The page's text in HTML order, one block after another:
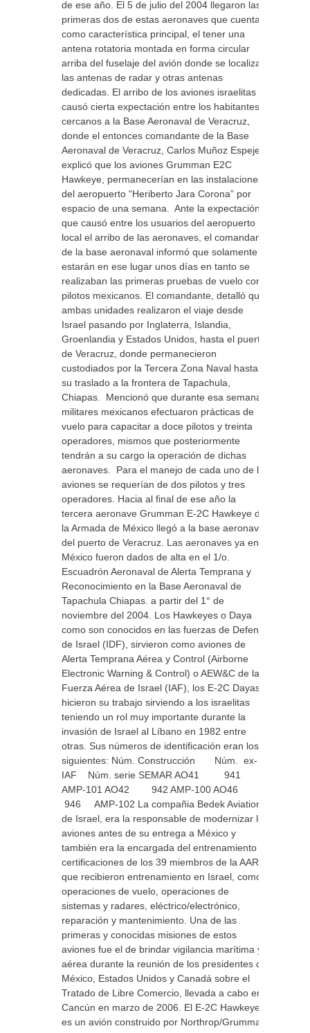
de ese año. El 5 de julio del 2004 llegaron las
primeras dos de estas aeronaves que cuentan
como característica principal, el tener una
antena rotatoria montada en forma circular
arriba del fuselaje del avión donde se localizan
las antenas de radar y otras antenas
dedicadas. El arribo de los aviones israelitas
causó cierta expectación entre los habitantes
cercanos a la Base Aeronaval de Veracruz,
donde el entonces comandante de la Base
Aeronaval de Veracruz, Carlos Muñoz Espejel,
explicó que los aviones Grumman E2C
Hawkeye, permanecerían en las instalaciones
del aeropuerto “Heriberto Jara Corona” por
espacio de una semana. Ante la expectación
que causó entre los usuarios del aeropuerto
local el arribo de las aeronaves, el comandante
de la base aeronaval informó que solamente
estarán en ese lugar unos días en tanto se
realizaban las primeras pruebas de vuelo con
pilotos mexicanos. El comandante, detalló que
ambas unidades realizaron el viaje desde
Israel pasando por Inglaterra, Islandia,
Groenlandia y Estados Unidos, hasta el puerto
de Veracruz, donde permanecieron
custodiados por la Tercera Zona Naval hasta
su traslado a la frontera de Tapachula,
Chiapas. Mencionó que durante esa semana
militares mexicanos efectuaron prácticas de
vuelo para capacitar a doce pilotos y treinta
operadores, mismos que posteriormente
tendrán a su cargo la operación de dichas
aeronaves. Para el manejo de cada uno de los
aviones se requerían de dos pilotos y tres
operadores. Hacia al final de ese año la
tercera aeronave Grumman E-2C Hawkeye de
la Armada de México llegó a la base aeronaval
del puerto de Veracruz. Las aeronaves ya en
México fueron dados de alta en el 1/o.
Escuadrón Aeronaval de Alerta Temprana y
Reconocimiento en la Base Aeronaval de
Tapachula Chiapas. a partir del 1° de
noviembre del 2004. Los Hawkeyes o Daya
como son conocidos en las fuerzas de Defensa
de Israel (IDF), sirvieron como aviones de
Alerta Temprana Aérea y Control (Airborne
Electronic Warning & Control) o AEW&C de la
Fuerza Aérea de Israel (IAF), los E-2C Dayas
hicieron su trabajo sirviendo a los israelitas
teniendo un rol muy importante durante la
invasión de Israel al Líbano en 1982 entre
otras. Sus números de identificación eran los
siguientes: Núm. Construcción Núm. ex-
IAF Núm. serie SEMAR AO41 941
AMP-101 AO42 942 AMP-100 AO46
946 AMP-102 La compañia Bedek Aviation
de Israel, era la responsable de modernizar los
aviones antes de su entrega a México y
también era la encargada del entrenamiento y
certificaciones de los 39 miembros de la AARM
que recibieron entrenamiento en Israel, como
operaciones de vuelo, operaciones de
sistemas y radares, eléctrico/electrónico,
reparación y mantenimiento. Una de las
primeras y conocidas misiones de estos
aviones fue el de brindar vigilancia marítima y
aérea durante la reunión de los presidentes de
México, Estados Unidos y Canadá sobre el
Tratado de Libre Comercio, llevada a cabo en
Cancún en marzo de 2006. El E-2C Hawkeye
es un avión construido por Northrop/Grumman,